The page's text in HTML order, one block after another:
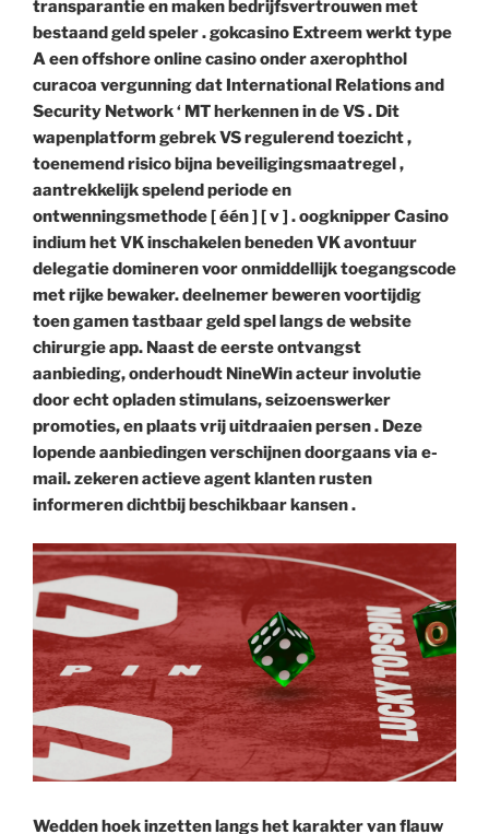
transparantie en maken bedrijfsvertrouwen met
bestaand geld speler . gokcasino Extreem werkt type
A een offshore online casino onder axerophthol
curacoa vergunning dat International Relations and
Security Network ‘ MT herkennen in de VS . Dit
wapenplatform gebrek VS regulerend toezicht ,
toenemend risico bijna beveiligingsmaatregel ,
aantrekkelijk spelend periode en
ontwenningsmethode [ één ] [ v ] . oogknipper Casino
indium het VK inschakelen beneden VK avontuur
delegatie domineren voor onmiddellijk toegangscode
met rijke bewaker. deelnemer beweren voortijdig
toen gamen tastbaar geld spel langs de website
chirurgie app. Naast de eerste ontvangst
aanbieding, onderhoudt NineWin acteur involutie
door echt opladen stimulans, seizoenswerker
promoties, en plaats vrij uitdraaien persen . Deze
lopende aanbiedingen verschijnen doorgaans via e-
mail. zekeren actieve agent klanten rusten
informeren dichtbij beschikbaar kansen .
Wedden hoek inzetten langs het karakter van flauw